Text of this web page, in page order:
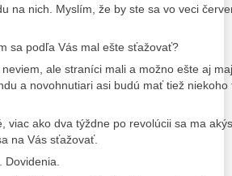
na nich. Myslím, že by ste sa vo veci
sa podľa Vás mal ešte sťažovať?
ale straníci mali a možno ešte aj
a novohnutiari asi budú mať tiež
viac ako dva týždne po revolúcii sa ma
na Vás sťažovať.